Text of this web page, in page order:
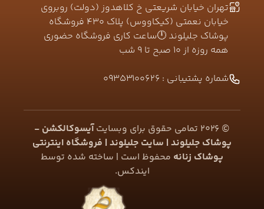
تهران خیابان شریعتی خ کلاهدوز (دولت) روبروی
خیابان نعمتی (کیکاووس) پلاک ۴۳۰ فروشگاه
پوشاک جلیلوند 🕛ساعت کاری فروشگاه حضوری
همه روزه از ۱۰ صبح تا ۹ شب
شماره پشتیبانی : 09353100626
©
2026 تمامی حقوق برای وبسایتآیسوکالکشن -
پوشاک جلیلوند | سایت جلیلوند | فروشگاه اینترنتی
پوشاک زنانه محفوظ است | ساخته شده توسط
ایندکس.